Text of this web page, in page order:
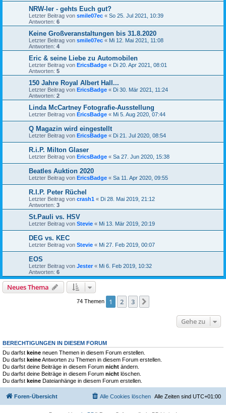
NRW-ler - gehts Euch gut?
Letzter Beitrag von smile07ec « So 25. Jul 2021, 10:39
Antworten: 6
Keine Großveranstaltungen bis 31.8.2020
Letzter Beitrag von smile07ec « Mi 12. Mai 2021, 11:08
Antworten: 4
Eric & seine Liebe zu Automobilen
Letzter Beitrag von EricsBadge « Di 20. Apr 2021, 08:01
Antworten: 5
150 Jahre Royal Albert Hall...
Letzter Beitrag von EricsBadge « Di 30. Mär 2021, 11:24
Antworten: 2
Linda McCartney Fotografie-Ausstellung
Letzter Beitrag von EricsBadge « Mi 5. Aug 2020, 07:44
Q Magazin wird eingestellt
Letzter Beitrag von EricsBadge « Di 21. Jul 2020, 08:54
R.i.P. Milton Glaser
Letzter Beitrag von EricsBadge « Sa 27. Jun 2020, 15:38
Beatles Auktion 2020
Letzter Beitrag von EricsBadge « Sa 11. Apr 2020, 09:55
R.I.P. Peter Rüchel
Letzter Beitrag von crash1 « Di 28. Mai 2019, 21:12
Antworten: 3
St.Pauli vs. HSV
Letzter Beitrag von Stevie « Mi 13. Mär 2019, 20:19
DEG vs. KEC
Letzter Beitrag von Stevie « Mi 27. Feb 2019, 00:07
EOS
Letzter Beitrag von Jester « Mi 6. Feb 2019, 10:32
Antworten: 6
Neues Thema
74 Themen 1 2 3
Gehe zu
BERECHTIGUNGEN IN DIESEM FORUM
Du darfst keine neuen Themen in diesem Forum erstellen.
Du darfst keineAntworten zu Themen in diesem Forum erstellen.
Du darfst deine Beiträge in diesem Forum nicht ändern.
Du darfst deine Beiträge in diesem Forum nicht löschen.
Du darfst keine Dateianhänge in diesem Forum erstellen.
Foren-Übersicht Alle Zeiten sind UTC+01:00
Alle Cookies löschen